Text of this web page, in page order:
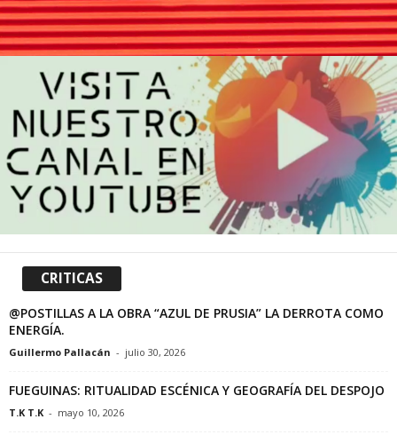
CRITICAS
@POSTILLAS A LA OBRA “AZUL DE PRUSIA” LA DERROTA COMO
ENERGÍA.
Guillermo Pallacán - julio 30, 2026
FUEGUINAS: RITUALIDAD ESCÉNICA Y GEOGRAFÍA DEL DESPOJO
T.K T.K - mayo 10, 2026